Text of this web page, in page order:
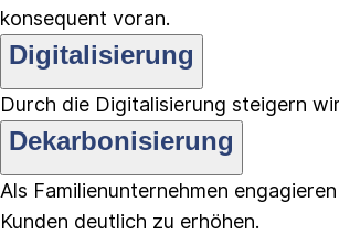
konsequent voran.
Digitalisierung
Durch die Digitalisierung steigern
Dekarbonisierung
Als Familienunternehmen
Kunden deutlich zu erhöhen.